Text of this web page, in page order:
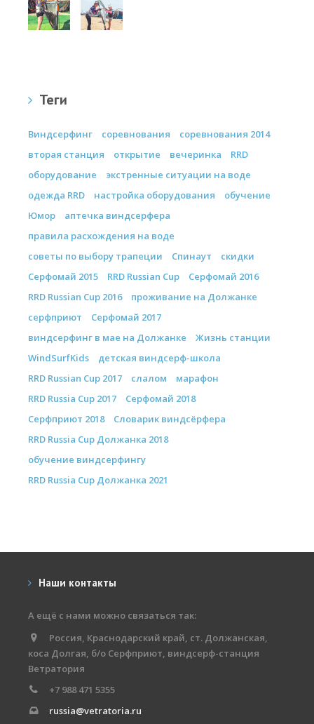
Теги
Виндсерфинг соревнования
соревнования 2014
вторая станция
открытие вечеринка
RRD
оборудование
экстренные ситуации на воде
одежда RRD
настройка оборудования
обучение
Юмор
аптечка виндсерфера
правила расхождения на воде
советы по выбору трапеции
Спинаут
скидки
Серфомай 2015
RRD Russian Cup
Серфомай 2016
RRD Russian Cup 2016
проживание на Должанке
серфприют
Серфомай 2017
виндсерфинг в мае на Должанке
Жизнь станции
WindSurfKids
детская виндсерф-школа
RRD Russian Cup 2017
слалом
марафон
RRD Russia Cup 2017
Серфомай 2018
Серфприют 2018
Словарик виндсёрфера
RRD Russia Cup Должанка 2018
обучение виндсерфингу
RRD Russia Cup Должанка 2021
Наши контакты
А ещё с нами можно связаться так:
Россия, Краснодарский край, ст. Должанская,
коса Долгая, б/о Серфприют, виндсерф-станция
Ветратория
+7 988 471 5355
russia@vetratoria.ru